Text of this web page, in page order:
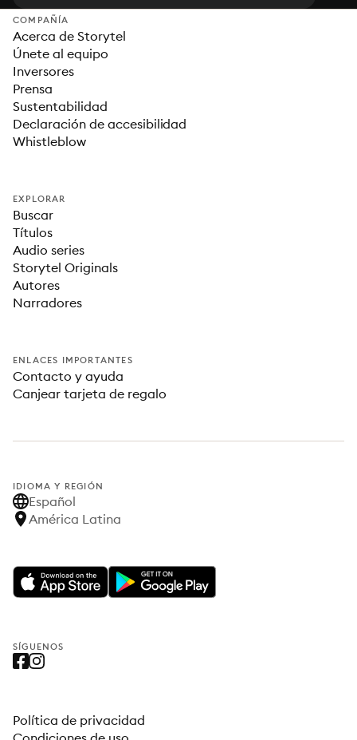
COMPAÑÍA
Acerca de Storytel
Únete al equipo
Inversores
Prensa
Sustentabilidad
Declaración de accesibilidad
Whistleblow
EXPLORAR
Buscar
Títulos
Audio series
Storytel Originals
Autores
Narradores
ENLACES IMPORTANTES
Contacto y ayuda
Canjear tarjeta de regalo
IDIOMA Y REGIÓN
Español
América Latina
SÍGUENOS
Política de privacidad